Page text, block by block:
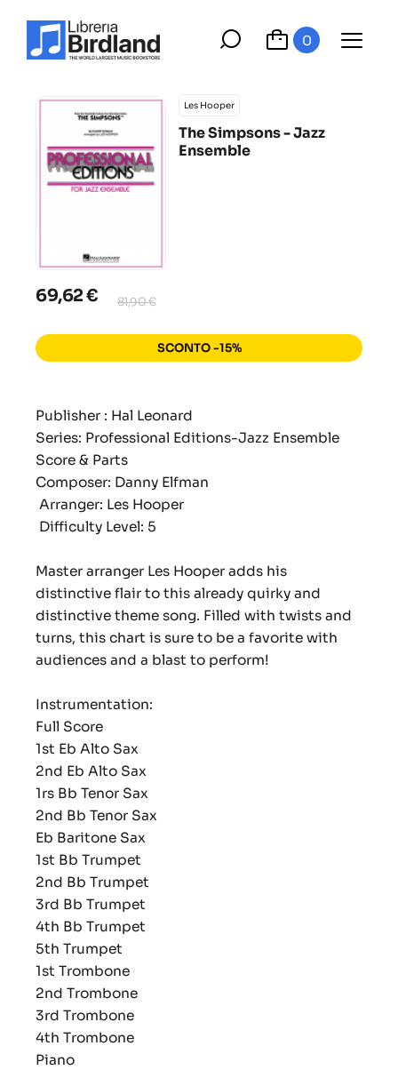
0
Les Hooper
The Simpsons - Jazz
Ensemble
69,62 € 81,90 €
SCONTO -15%
Publisher : Hal Leonard
Series: Professional Editions-Jazz Ensemble
Score & Parts
Composer: Danny Elfman
Arranger: Les Hooper
Difficulty Level: 5
Master arranger Les Hooper adds his
distinctive flair to this already quirky and
distinctive theme song. Filled with twists and
turns, this chart is sure to be a favorite with
audiences and a blast to perform!
Instrumentation:
Full Score
1st Eb Alto Sax
2nd Eb Alto Sax
1rs Bb Tenor Sax
2nd Bb Tenor Sax
Eb Baritone Sax
1st Bb Trumpet
2nd Bb Trumpet
3rd Bb Trumpet
4th Bb Trumpet
5th Trumpet
1st Trombone
2nd Trombone
3rd Trombone
4th Trombone
Piano